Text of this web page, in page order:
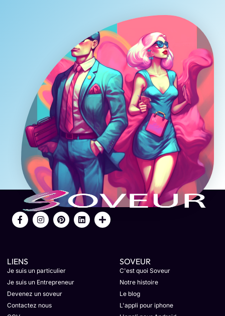
LIENS
Je suis un particulier
Je suis un Entrepreneur
Devenez un soveur
Contactez nous
SOVEUR
C'est quoi Soveur
Notre histoire
Le blog
L'appli pour iphone